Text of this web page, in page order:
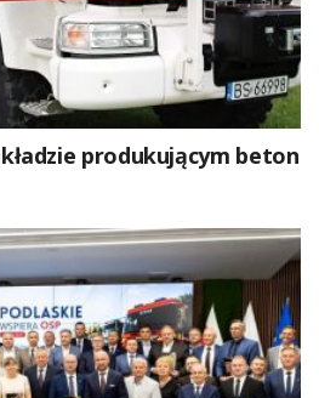
produkującym beton